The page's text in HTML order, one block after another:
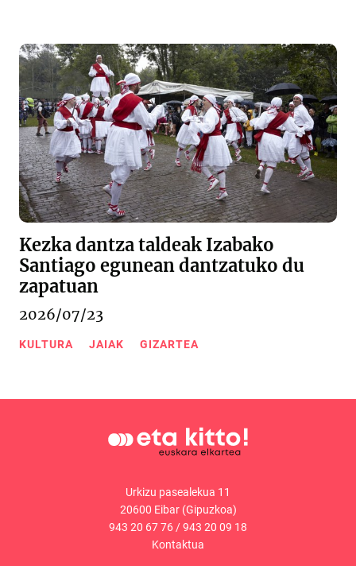
Kezka dantza taldeak Izabako
Santiago egunean dantzatuko du
zapatuan
2026/07/23
KULTURA JAIAK GIZARTEA
Urkizu pasealekua 11
20600 Eibar (Gipuzkoa)
943 20 67 76/943 20 09 18
Kontaktua